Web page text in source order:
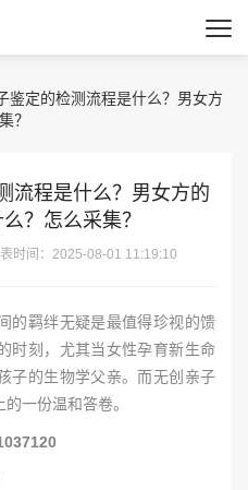
鉴定的检测流程是什么？男女方
？
流程是什么？男女方的
？怎么采集？
时间：2025-08-01 11:19:10
羁绊无疑是最值得珍视的馈
时刻，尤其当女性孕育新生命
子的生物学父亲。而无创亲子
一份温和答卷。